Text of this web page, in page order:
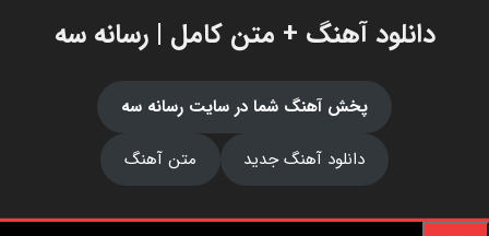
دانلود آهنگ + متن کامل | رسانه سه
پخش آهنگ شما در سایت رسانه سه
دانلود آهنگ جدید
متن آهنگ